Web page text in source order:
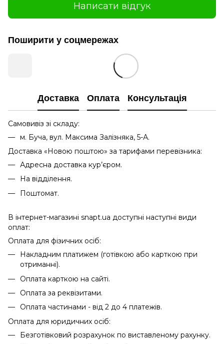
Написати відгук
Поширити у соцмережах
Доставка Оплата Консультація
Самовивіз зі складу:
м. Буча, вул. Максима Залізняка, 5-А.
Доставка «Новою поштою» за тарифами перевізника:
Адресна доставка кур’єром.
На відділення.
Поштомат.
В інтернет-магазині snapt.ua доступні наступні види
оплат:
Оплата для фізичних осіб:
Накладним платижем (готівкою або карткою при
отриманні).
Оплата карткою на сайті.
Оплата за реквізитами.
Оплата частинами - від 2 до 4 платежів.
Оплата для юридичних осіб:
Безготівковий розрахунок по виставленому рахунку.